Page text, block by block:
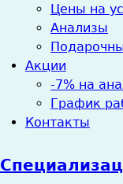
Цены на
Анализы
Акции
-7% на
График
Контакты